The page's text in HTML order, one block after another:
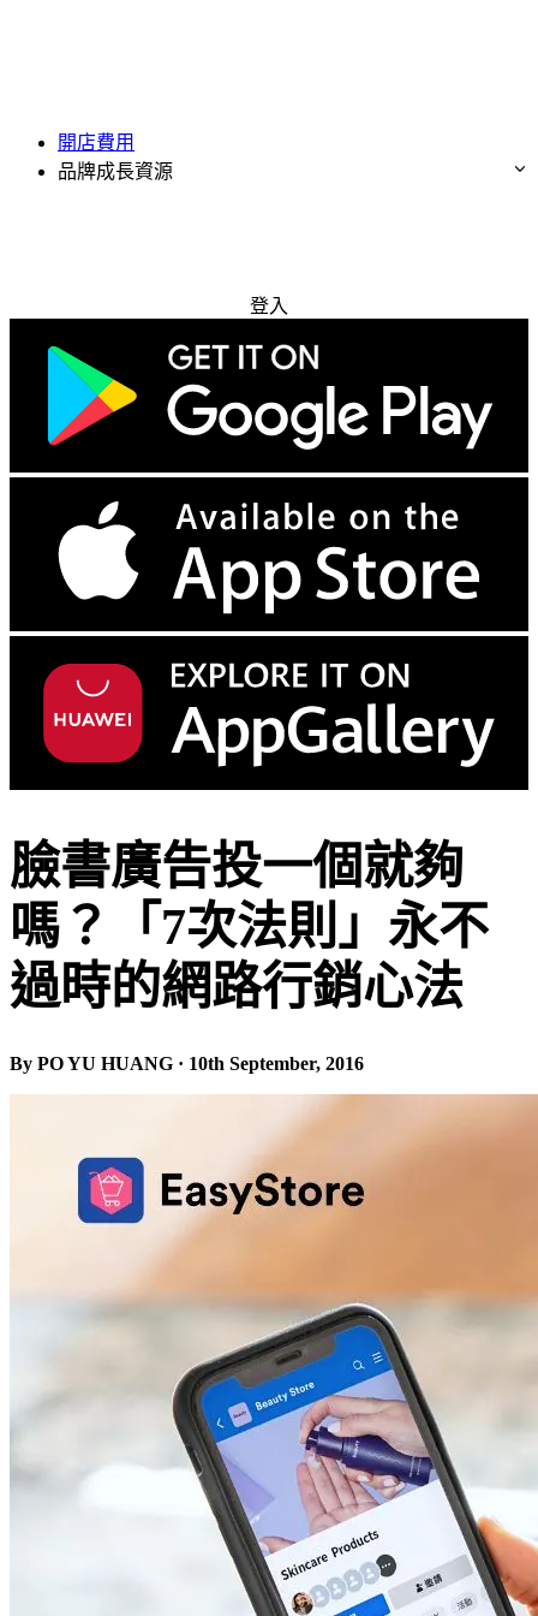
開店費用
品牌成長資源
登入
臉書廣告投一個就夠
嗎？「7次法則」永不
過時的網路行銷心法
By PO YU HUANG · 10th September, 2016